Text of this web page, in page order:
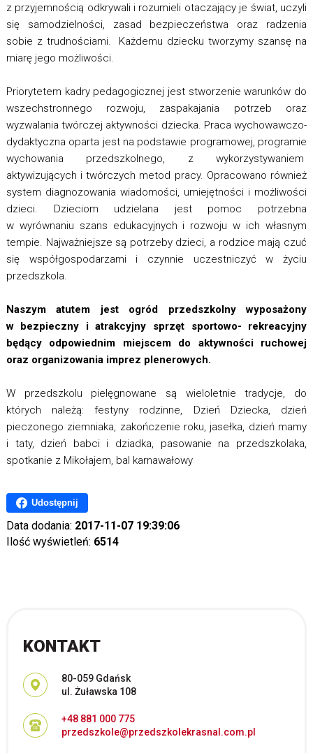
z przyjemnością odkrywali i rozumieli otaczający je świat, uczyli
się samodzielności, zasad bezpieczeństwa oraz radzenia
sobie z trudnościami. Każdemu dziecku tworzymy szansę na
miarę jego możliwości.
Priorytetem kadry pedagogicznej jest stworzenie warunków do
wszechstronnego rozwoju, zaspakajania potrzeb oraz
wyzwalania twórczej aktywności dziecka. Praca wychowawczo-
dydaktyczna oparta jest na podstawie programowej, programie
wychowania przedszkolnego, z wykorzystywaniem
aktywizujących i twórczych metod pracy. Opracowano również
system diagnozowania wiadomości, umiejętności i możliwości
dzieci. Dzieciom udzielana jest pomoc potrzebna
w wyrównaniu szans edukacyjnych i rozwoju w ich własnym
tempie. Najważniejsze są potrzeby dzieci, a rodzice mają czuć
się współgospodarzami i czynnie uczestniczyć w życiu
przedszkola.
Naszym atutem jest ogród przedszkolny wyposażony
w bezpieczny i atrakcyjny sprzęt sportowo- rekreacyjny
będący odpowiednim miejscem do aktywności ruchowej
oraz organizowania imprez plenerowych.
W przedszkolu pielęgnowane są wieloletnie tradycje, do
których należą: festyny rodzinne, Dzień Dziecka, dzień
pieczonego ziemniaka, zakończenie roku, jasełka, dzień mamy
i taty, dzień babci i dziadka, pasowanie na przedszkolaka,
spotkanie z Mikołajem, bal karnawałowy
Udostępnij
Data dodania: 2017-11-07 19:39:06
Ilość wyświetleń: 6514
KONTAKT
Adres pocztowy:
80-059 Gdańsk
ul. Żuławska 108
+48 881 000 775
przedszkole@przedszkolekrasnal.com.pl